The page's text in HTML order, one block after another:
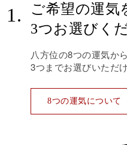
1.
ご希望の運気
3つお選びく
八方位の8つの運気から
3つまでお選びいただけ
8つの運気について